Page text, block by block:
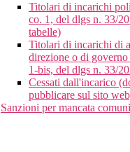
Titolari di incarichi
co. 1, del dlgs n. 33/
tabelle)
Titolari di incarichi di
direzione o di
1-bis, del dlgs n. 33/
Cessati dall'incarico
pubblicare sul sito
Sanzioni per mancata